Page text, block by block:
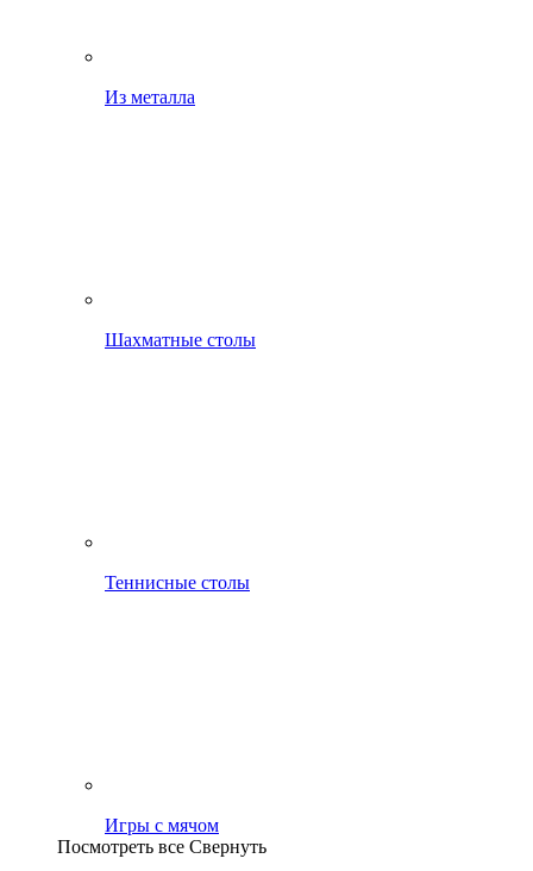
Из металла
Шахматные столы
Теннисные столы
Игры с мячом
Посмотреть все Свернуть